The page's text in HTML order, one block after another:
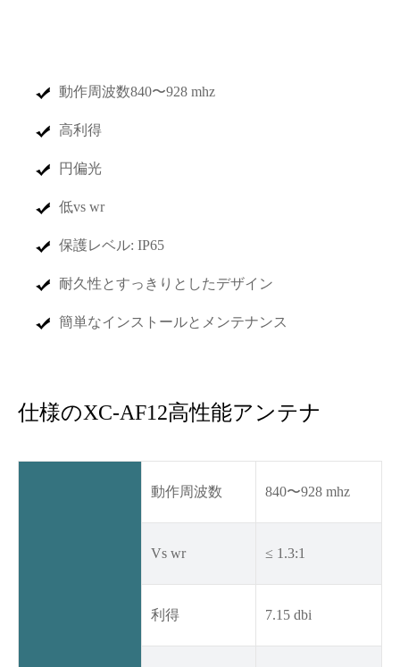
動作周波数840〜928 mhz
高利得
円偏光
低vs wr
保護レベル: IP65
耐久性とすっきりとしたデザイン
簡単なインストールとメンテナンス
仕様のXC-AF12高性能アンテナ
動作周波数 840〜928 mhz
Vs wr ≤ 1.3:1
利得 7.15 dbi